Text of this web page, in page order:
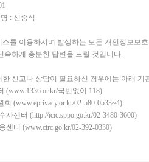
: 신중식
를 이용하시며 발생하는 모든 개인정보보
속하게 충분한 답변을 드릴 것입니다.
신고나 상담이 필요하신 경우에는 아래 기
(www.1336.or.kr/국번없이 118)
(www.eprivacy.or.kr/02-580-0533~4)
센터 (http://icic.sppo.go.kr/02-3480-3600)
센터 (www.ctrc.go.kr/02-392-0330)